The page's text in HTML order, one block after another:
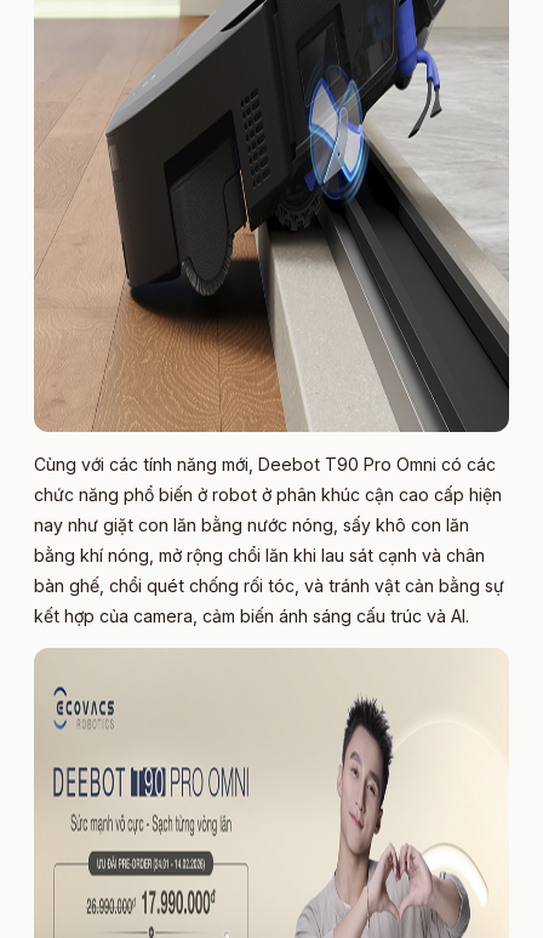
Cùng với các tính năng mới, Deebot T90 Pro Omni có các
chức năng phổ biến ở robot ở phân khúc cận cao cấp hiện
nay như giặt con lăn bằng nước nóng, sấy khô con lăn
bằng khí nóng, mở rộng chổi lăn khi lau sát cạnh và chân
bàn ghế, chổi quét chống rối tóc, và tránh vật cản bằng sự
kết hợp của camera, cảm biến ánh sáng cấu trúc và AI.